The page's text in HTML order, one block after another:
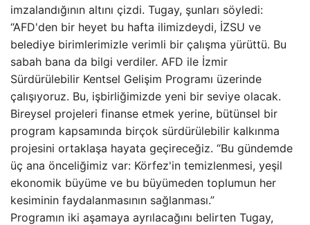
imzalandığının altını çizdi. Tugay, şunları söyledi:
“AFD'den bir heyet bu hafta ilimizdeydi, İZSU ve
belediye birimlerimizle verimli bir çalışma yürüttü. Bu
sabah bana da bilgi verdiler. AFD ile İzmir
Sürdürülebilir Kentsel Gelişim Programı üzerinde
çalışıyoruz. Bu, işbirliğimizde yeni bir seviye olacak.
Bireysel projeleri finanse etmek yerine, bütünsel bir
program kapsamında birçok sürdürülebilir kalkınma
projesini ortaklaşa hayata geçireceğiz. “Bu gündemde
üç ana önceliğimiz var: Körfez'in temizlenmesi, yeşil
ekonomik büyüme ve bu büyümeden toplumun her
kesiminin faydalanmasının sağlanması.”
Programın iki aşamaya ayrılacağını belirten Tugay,